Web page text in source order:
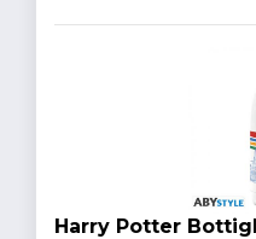
Harry Potter